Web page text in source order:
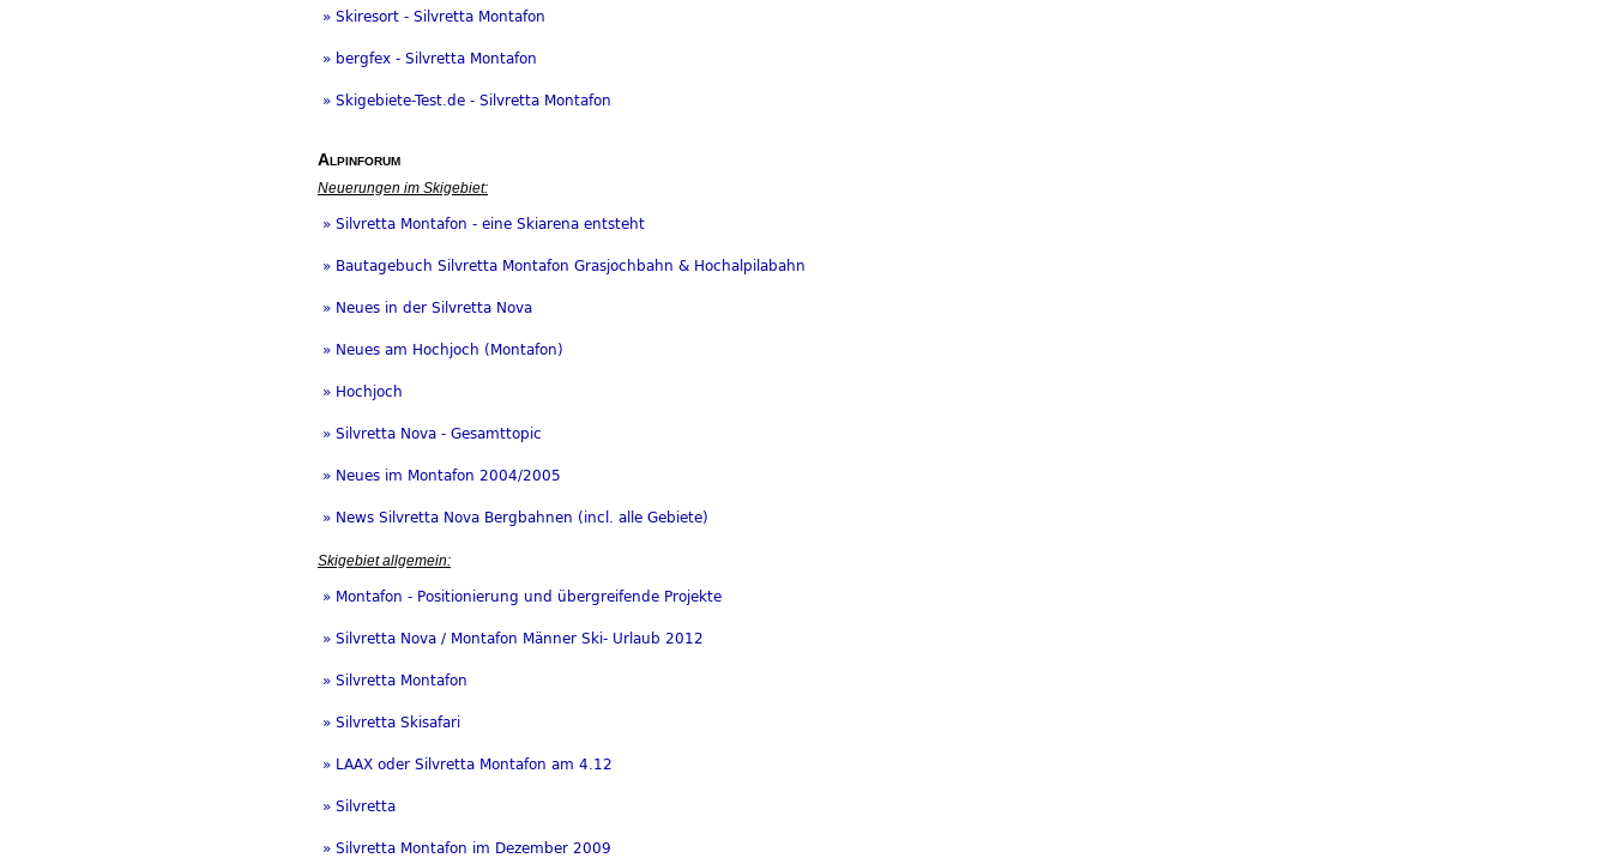
» Skiresort - Silvretta Montafon
» bergfex - Silvretta Montafon
» Skigebiete-Test.de - Silvretta Montafon
Alpinforum
Neuerungen im Skigebiet:
» Silvretta Montafon - eine Skiarena entsteht
» Bautagebuch Silvretta Montafon Grasjochbahn & Hochalpilabahn
» Neues in der Silvretta Nova
» Neues am Hochjoch (Montafon)
» Hochjoch
» Silvretta Nova - Gesamttopic
» Neues im Montafon 2004/2005
» News Silvretta Nova Bergbahnen (incl. alle Gebiete)
Skigebiet allgemein:
» Montafon - Positionierung und übergreifende Projekte
» Silvretta Nova / Montafon Männer Ski- Urlaub 2012
» Silvretta Montafon
» Silvretta Skisafari
» LAAX oder Silvretta Montafon am 4.12
» Silvretta
» Silvretta Montafon im Dezember 2009